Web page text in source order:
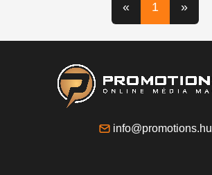
« 1 »
info@promotions.hu